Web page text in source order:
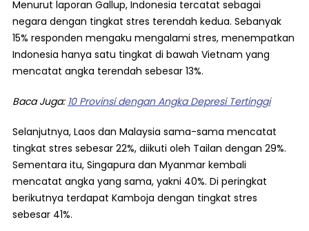
Menurut laporan Gallup, Indonesia tercatat sebagai
negara dengan tingkat stres terendah kedua. Sebanyak
15% responden mengaku mengalami stres, menempatkan
Indonesia hanya satu tingkat di bawah Vietnam yang
mencatat angka terendah sebesar 13%.
Baca Juga: 10 Provinsi dengan Angka Depresi Tertinggi
Selanjutnya, Laos dan Malaysia sama-sama mencatat
tingkat stres sebesar 22%, diikuti oleh Tailan dengan 29%.
Sementara itu, Singapura dan Myanmar kembali
mencatat angka yang sama, yakni 40%. Di peringkat
berikutnya terdapat Kamboja dengan tingkat stres
sebesar 41%.